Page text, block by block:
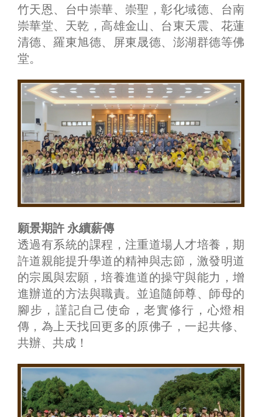
竹天恩、台中崇華、崇聖，彰化域德、台南
崇華堂、天乾，高雄金山、台東天震、花蓮
清德、羅東旭德、屏東晟德、澎湖群德等佛
堂。
願景期許 永續薪傳
透過有系統的課程，注重道場人才培養，期
許道親能提升學道的精神與志節，激發明道
的宗風與宏願，培養進道的操守與能力，增
進辦道的方法與職責。並追隨師尊、師母的
腳步，謹記自己使命，老實修行，心燈相
傳，為上天找回更多的原佛子，一起共修、
共辦、共成！